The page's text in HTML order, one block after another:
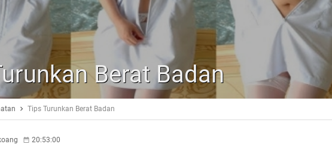
Berat Badan
Tips Turunkan Berat Badan
20:53:00